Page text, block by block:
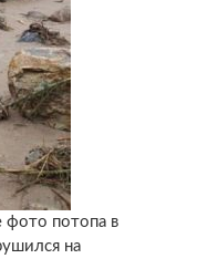
фото потопа в
на